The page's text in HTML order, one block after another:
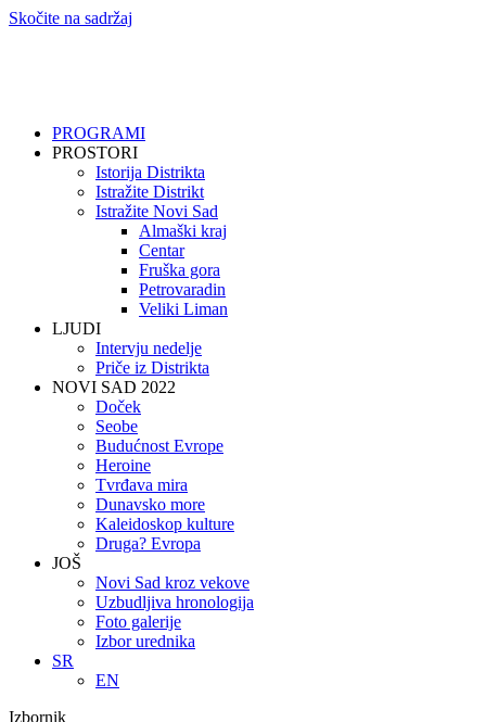
Skočite na sadržaj
PROGRAMI
PROSTORI
Istorija Distrikta
Istražite Distrikt
Istražite Novi Sad
Almaški kraj
Centar
Fruška gora
Petrovaradin
Veliki Liman
LJUDI
Intervju nedelje
Priče iz Distrikta
NOVI SAD 2022
Doček
Seobe
Budućnost Evrope
Heroine
Tvrđava mira
Dunavsko more
Kaleidoskop kulture
Druga? Evropa
JOŠ
Novi Sad kroz vekove
Uzbudljiva hronologija
Foto galerije
Izbor urednika
SR
EN
Izbornik